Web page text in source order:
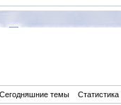
Сегодняшние темы Статистика